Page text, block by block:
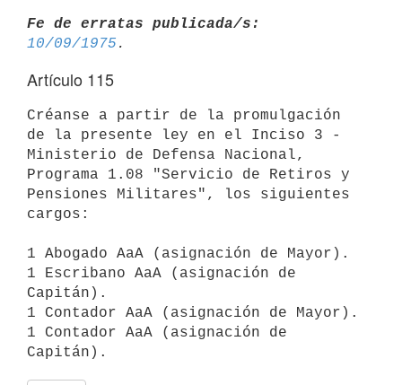
Fe de erratas publicada/s:
10/09/1975
Artículo 115
Créanse a partir de la promulgación
de la presente ley en el Inciso 3 -
Ministerio de Defensa Nacional,
Programa 1.08 "Servicio de Retiros y
Pensiones Militares", los siguientes
cargos:
1 Abogado AaA (asignación de Mayor).
1 Escribano AaA (asignación de
Capitán).
1 Contador AaA (asignación de Mayor).
1 Contador AaA (asignación de